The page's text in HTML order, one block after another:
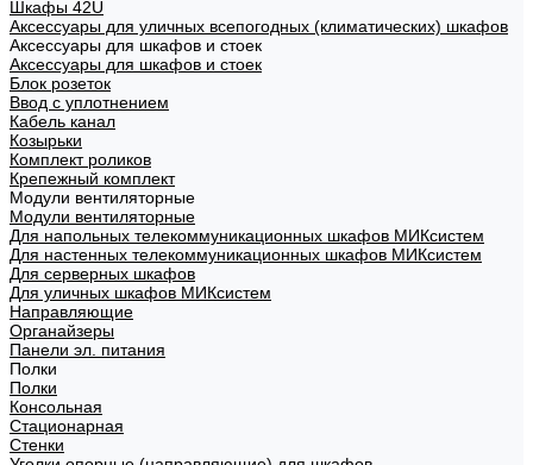
Шкафы 42U
Аксессуары для уличных всепогодных (климатических) шкафов
Аксессуары для шкафов и стоек
Аксессуары для шкафов и стоек
Блок розеток
Ввод с уплотнением
Кабель канал
Козырьки
Комплект роликов
Крепежный комплект
Модули вентиляторные
Модули вентиляторные
Для напольных телекоммуникационных шкафов МИКсистем
Для настенных телекоммуникационных шкафов МИКсистем
Для серверных шкафов
Для уличных шкафов МИКсистем
Направляющие
Органайзеры
Панели эл. питания
Полки
Полки
Консольная
Стационарная
Стенки